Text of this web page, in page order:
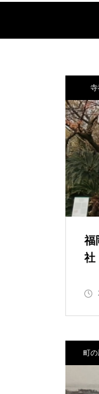
寺
福
社
町